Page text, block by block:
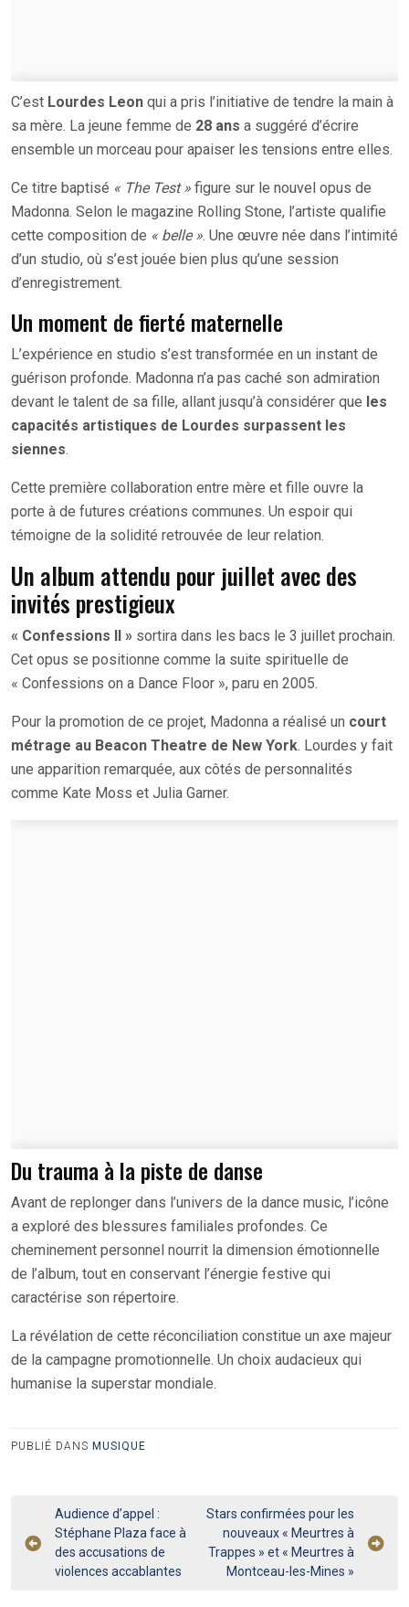
C’est Lourdes Leon qui a pris l’initiative de tendre la main à
sa mère. La jeune femme de 28 ans a suggéré d’écrire
ensemble un morceau pour apaiser les tensions entre elles.
Ce titre baptisé « The Test » figure sur le nouvel opus de
Madonna. Selon le magazine Rolling Stone, l’artiste qualifie
cette composition de « belle ». Une œuvre née dans l’intimité
d’un studio, où s’est jouée bien plus qu’une session
d’enregistrement.
Un moment de fierté maternelle
L’expérience en studio s’est transformée en un instant de
guérison profonde. Madonna n’a pas caché son admiration
devant le talent de sa fille, allant jusqu’à considérer que les
capacités artistiques de Lourdes surpassent les
siennes.
Cette première collaboration entre mère et fille ouvre la
porte à de futures créations communes. Un espoir qui
témoigne de la solidité retrouvée de leur relation.
Un album attendu pour juillet avec des
invités prestigieux
« Confessions II » sortira dans les bacs le 3 juillet prochain.
Cet opus se positionne comme la suite spirituelle de
« Confessions on a Dance Floor », paru en 2005.
Pour la promotion de ce projet, Madonna a réalisé un court
métrage au Beacon Theatre de New York. Lourdes y fait
une apparition remarquée, aux côtés de personnalités
comme Kate Moss et Julia Garner.
Du trauma à la piste de danse
Avant de replonger dans l’univers de la dance music, l’icône
a exploré des blessures familiales profondes. Ce
cheminement personnel nourrit la dimension émotionnelle
de l’album, tout en conservant l’énergie festive qui
caractérise son répertoire.
La révélation de cette réconciliation constitue un axe majeur
de la campagne promotionnelle. Un choix audacieux qui
humanise la superstar mondiale.
PUBLIÉ DANS MUSIQUE
Navigation
de
l’article
Audience d’appel :
Stéphane Plaza face à
des accusations de
violences accablantes
Stars confirmées pour les
nouveaux « Meurtres à
Trappes » et « Meurtres à
Montceau-les-Mines »